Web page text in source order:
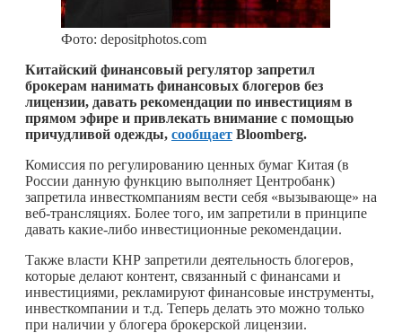
Фото: depositphotos.com
Китайский финансовый регулятор запретил
брокерам нанимать финансовых блогеров без
лицензии, давать рекомендации по инвестициям в
прямом эфире и привлекать внимание с помощью
причудливой одежды, сообщает Bloomberg.
Комиссия по регулированию ценных бумаг Китая (в
России данную функцию выполняет Центробанк)
запретила инвесткомпаниям вести себя «вызывающе» на
веб-трансляциях. Более того, им запретили в принципе
давать какие-либо инвестиционные рекомендации.
Также власти КНР запретили деятельность блогеров,
которые делают контент, связанный с финансами и
инвестициями, рекламируют финансовые инструменты,
инвесткомпании и т.д. Теперь делать это можно только
при наличии у блогера брокерской лицензии.